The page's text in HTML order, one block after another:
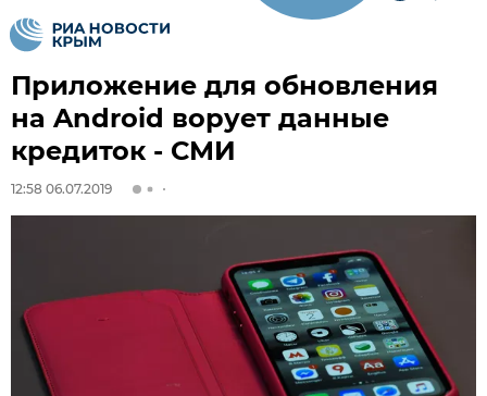
Приложение для обновления
на Android ворует данные
кредиток - СМИ
12:58 06.07.2019